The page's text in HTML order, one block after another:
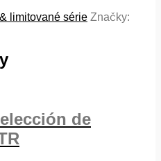
limitované série Značky:
de